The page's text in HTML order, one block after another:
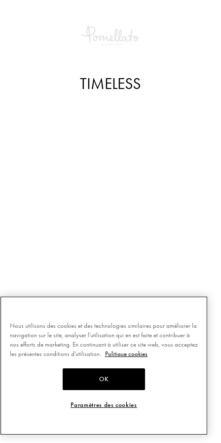
TIMELESS
Nous utilisons des cookies et des technologies similaires pour améliorer la
navigation sur le site, analyser l'utilisation qui en est faite et contribuer à
nos efforts de marketing. En continuant à utiliser ce site web, vous acceptez
les présentes conditions d'utilisation.
Politique cookies
OK
Paramètres des cookies